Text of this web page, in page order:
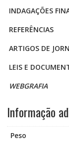
ARTIGOS
LEIS E
WEBGRAFIA
Informação
Peso